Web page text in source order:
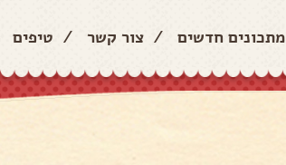
מתכונים חדשים / צור קשר / טיפים